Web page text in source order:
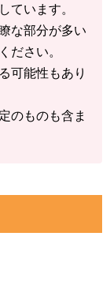
ています。
な部分が多い
ださい。
可能性もあり
のものも含ま